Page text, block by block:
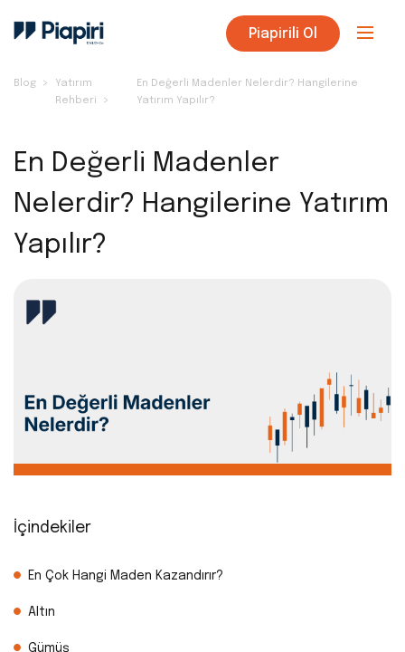
Piapirili Ol
Blog
Yatırım
Rehberi
En Değerli Madenler Nelerdir? Hangilerine
Yatırım Yapılır?
En Değerli Madenler
Nelerdir? Hangilerine Yatırım
Yapılır?
İçindekiler
En Çok Hangi Maden Kazandırır?
Altın
Gümüş